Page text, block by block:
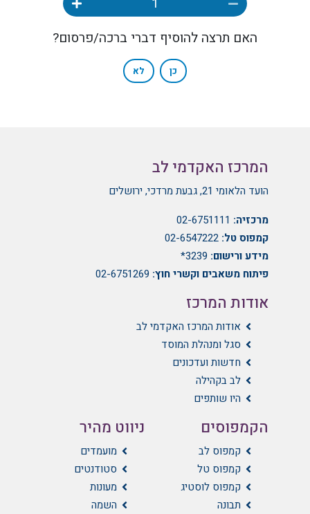
האם תרצה להוסיף דברי ברכה/פרסום?
כן לא
המרכז האקדמי לב
הועד הלאומי 21, גבעת מרדכי, ירושלים
מרכזיה: 02-6751111
קמפוס טל: 02-6547222
מידע ורישום: 3239*
פיתוח משאבים וקשרי חוץ: 02-6751269
אודות המרכז
אודות המרכז האקדמי לב
סגל ומנהלת המוסד
חדשות ועדכונים
לב בקהילה
היו שותפים
הקמפוסים
קמפוס לב
קמפוס טל
קמפוס לוסטיג
תבונה
ניווט מהיר
מועמדים
סטודנטים
מעונות
השמה